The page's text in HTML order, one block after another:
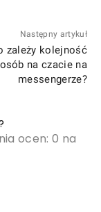
Następny artykuł
zależy kolejność
osób na czacie na
messengerze?
ocen: 0 na